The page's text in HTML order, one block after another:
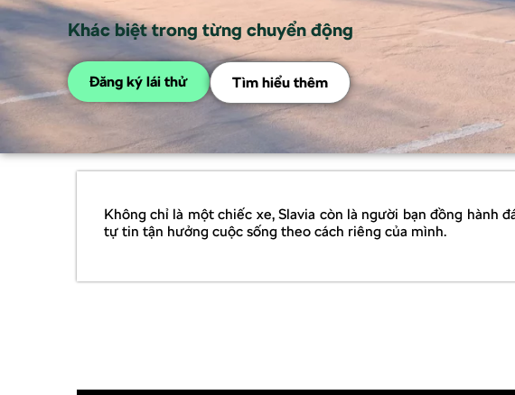
Khác biệt trong từng chuyển động
Đăng ký lái thử Tìm hiểu thêm
Không chỉ là một chiếc xe, Slavia còn là người bạn đồng hành
tự tin tận hưởng cuộc sống theo cách riêng của mình.